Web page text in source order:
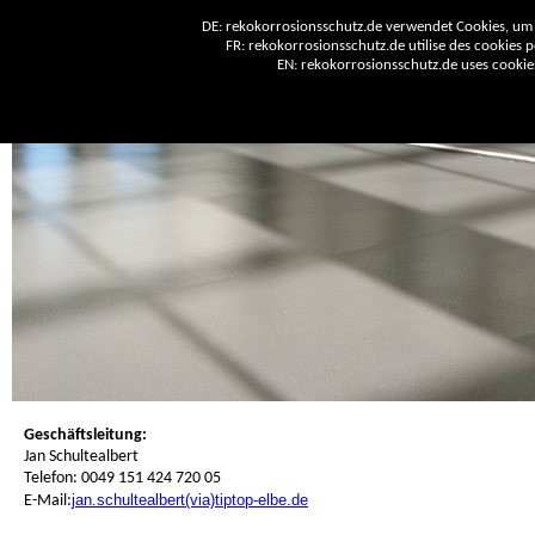
Geschäftsleitung:
Jan Schultealbert
Telefon: 0049 151 424 720 05
E-Mail:jan.schultealbert(via)tiptop-elbe.de
DE: rekokorrosionsschutz.de verwendet Cookies,
FR: rekokorrosionsschutz.de utilise des cookies
EN: rekokorrosionsschutz.de uses